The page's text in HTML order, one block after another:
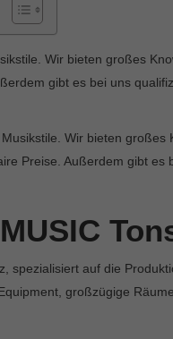
Wir bieten großes
gibt es bei uns
Wir bieten großes
Preise. Außerdem gibt es
spezialisiert auf die
großzügige